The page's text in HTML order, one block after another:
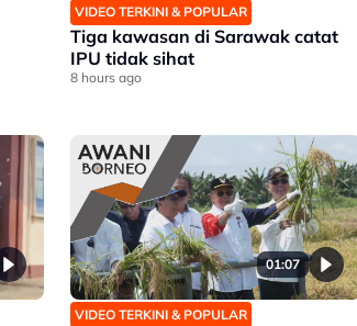
VIDEO TERKINI & POPULAR
Tiga kawasan di Sarawak catat
IPU tidak sihat
8 hours ago
01:07
VIDEO TERKINI & POPULAR